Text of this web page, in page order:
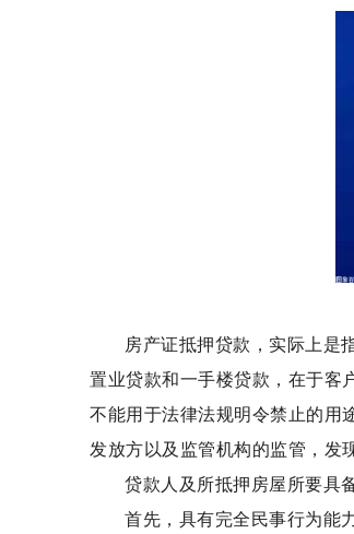
房产证抵押贷款，实际上是
置业贷款和一手楼贷款，在于客
不能用于法律法规明令禁止的用
发放方以及监管机构的监管，发
贷款人及所抵押房屋所要具
首先，具有完全民事行为能